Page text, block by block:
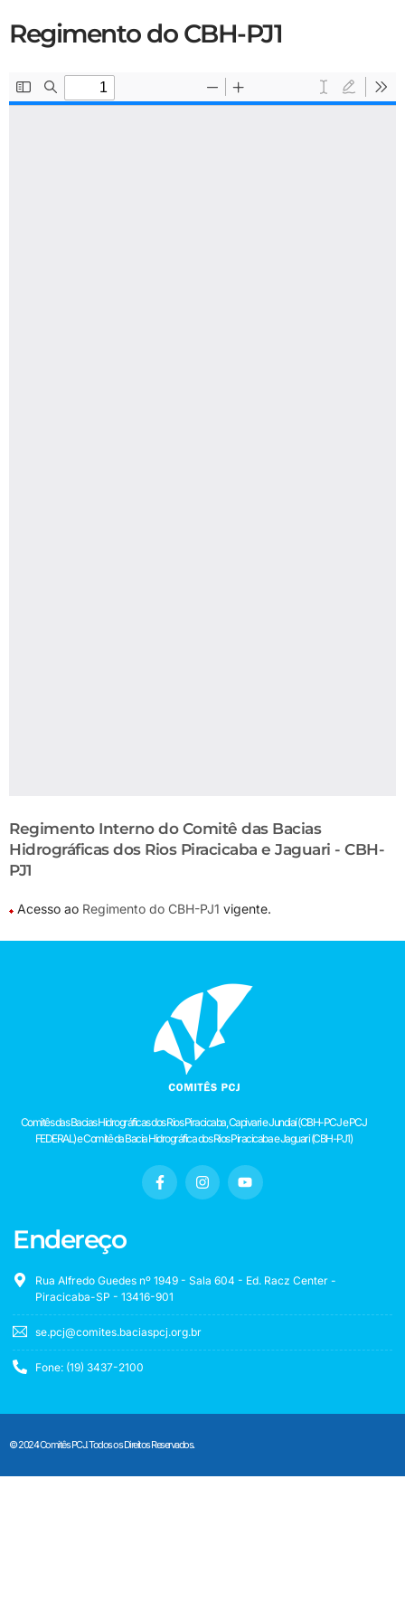
Regimento do CBH-PJ1
Regimento Interno do Comitê das Bacias
Hidrográficas dos Rios Piracicaba e Jaguari - CBH-
PJ1
Acesso ao Regimento do CBH-PJ1 vigente.
Comitês das Bacias Hidrográficas dos Rios Piracicaba, Capivari e Jundiaí (CBH-PCJ e PCJ
FEDERAL) e Comitê da Bacia Hidrográfica dos Rios Piracicaba e Jaguari (CBH-PJ1)
Endereço
Rua Alfredo Guedes nº 1949 - Sala 604 - Ed. Racz Center -
Piracicaba-SP - 13416-901
se.pcj@comites.baciaspcj.org.br
Fone: (19) 3437-2100
© 2024 Comitês PCJ. Todos os Direitos Reservados.